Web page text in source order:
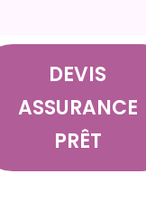
DEVIS
ASSURANCE
PRÊT